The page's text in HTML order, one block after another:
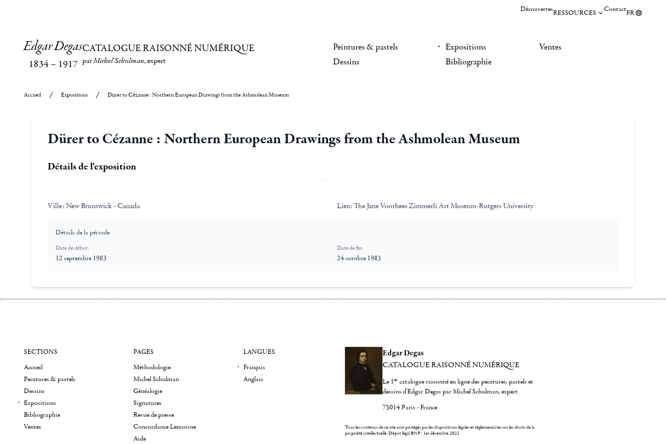
DécouvertesRESSOURCES ContactFR
Edgar Degas
1834– 1917
CATALOGUE RAISONNÉ NUMÉRIQUE
parMichel Schulman, expert
Peintures & pastels
Dessins
Expositions
Bibliographie
Ventes
Accueil Expositions Dürer to Cézanne : Northern European Drawings from the Ashmolean Museum
Dürer to Cézanne : Northern European Drawings from the Ashmolean Museum
Détails de l'exposition
Ville: New Brunswick - Canada Lieu: The Jane Voorhees Zimmerli Art Museum-Rutgers University
Détails de la période
Date de début:
12 septembre 1983
Date de fin:
24 octobre 1983
Edgar Degas
CATALOGUE RAISONNÉ NUMÉRIQUE
Le 1er catalogue raisonné en ligne des peintures, pastels et
dessins d'Edgar Degas par Michel Schulman, expert
75014 Paris - France
Tous les contenus de ce site sont protégés par les dispositions légales et réglementaires sur les droits de la
propriété intellectuelle.Dépot légal BNF : 1er décembre 2022
SECTIONS
Accueil
Peintures & pastels
Dessins
Expositions
Bibliographie
Ventes
PAGES
Méthodologie
Michel Schulman
Généalogie
Signatures
Revue de presse
Concordance Lemoisne
Aide
LANGUES
Français
Anglais